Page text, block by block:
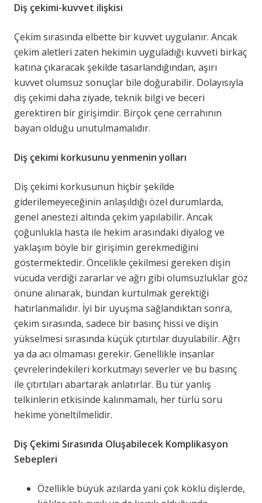
Diş çekimi-kuvvet ilişkisi
Çekim sırasında elbette bir kuvvet uygulanır. Ancak
çekim aletleri zaten hekimin uyguladığı kuvveti birkaç
katına çıkaracak şekilde tasarlandığından, aşırı
kuvvet olumsuz sonuçlar bile doğurabilir. Dolayısıyla
diş çekimi daha ziyade, teknik bilgi ve beceri
gerektiren bir girişimdir. Birçok çene cerrahının
bayan olduğu unutulmamalıdır.
Diş çekimi korkusunu yenmenin yolları
Diş çekimi korkusunun hiçbir şekilde
giderilemeyeceğinin anlaşıldığı özel durumlarda,
genel anestezi altında çekim yapılabilir. Ancak
çoğunlukla hasta ile hekim arasındaki diyalog ve
yaklaşım böyle bir girişimin gerekmediğini
göstermektedir. Öncelikle çekilmesi gereken dişin
vücuda verdiği zararlar ve ağrı gibi olumsuzluklar göz
önüne alınarak, bundan kurtulmak gerektiği
hatırlanmalıdır. İyi bir uyuşma sağlandıktan sonra,
çekim sırasında, sadece bir basınç hissi ve dişin
yükselmesi sırasında küçük çıtırtılar duyulabilir. Ağrı
ya da acı olmaması gerekir. Genellikle insanlar
çevrelerindekileri korkutmayı severler ve bu basınç
ile çıtırtıları abartarak anlatırlar. Bu tür yanlış
telkinlerin etkisinde kalınmamalı, her türlü soru
hekime yöneltilmelidir.
Diş Çekimi Sırasında Oluşabilecek Komplikasyon
Sebepleri
Özellikle büyük azılarda yani çok köklü dişlerde,